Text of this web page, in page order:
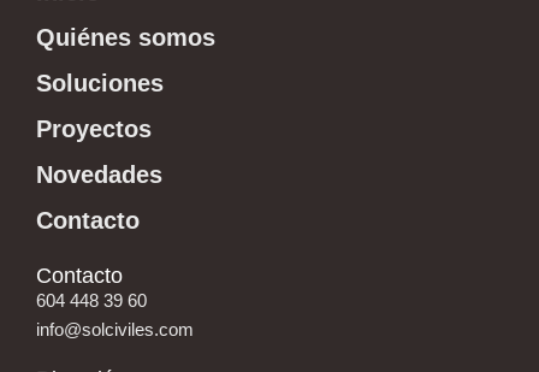
Quiénes somos
Soluciones
Proyectos
Novedades
Contacto
Contacto
604 448 39 60
info@solciviles.com